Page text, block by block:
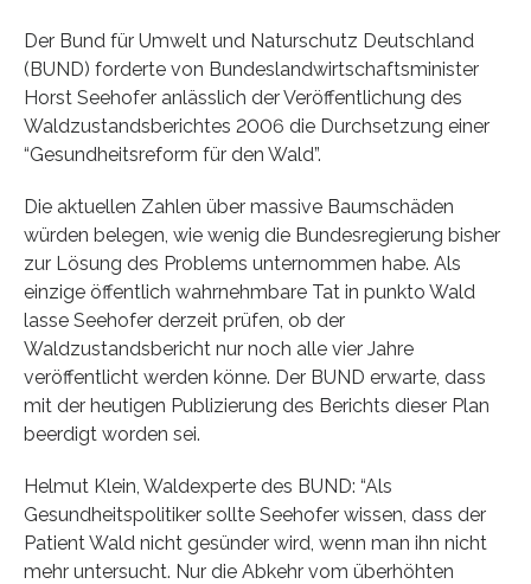
Der Bund für Umwelt und Naturschutz Deutschland
(BUND) forderte von Bundeslandwirtschaftsminister
Horst Seehofer anlässlich der Veröffentlichung des
Waldzustandsberichtes 2006 die Durchsetzung einer
“Gesundheitsreform für den Wald”.
Die aktuellen Zahlen über massive Baumschäden
würden belegen, wie wenig die Bundesregierung bisher
zur Lösung des Problems unternommen habe. Als
einzige öffentlich wahrnehmbare Tat in punkto Wald
lasse Seehofer derzeit prüfen, ob der
Waldzustandsbericht nur noch alle vier Jahre
veröffentlicht werden könne. Der BUND erwarte, dass
mit der heutigen Publizierung des Berichts dieser Plan
beerdigt worden sei.
Helmut Klein, Waldexperte des BUND: “Als
Gesundheitspolitiker sollte Seehofer wissen, dass der
Patient Wald nicht gesünder wird, wenn man ihn nicht
mehr untersucht. Nur die Abkehr vom überhöhten